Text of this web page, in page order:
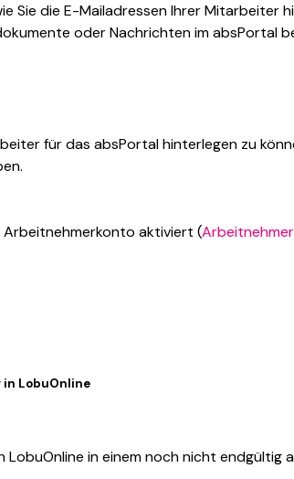
Sie die E-Mailadressen Ihrer Mitarbeiter
oder Nachrichten im absPortal
für das absPortal hinterlegen zu
Arbeitnehmerkonto aktiviert (
LobuOnline
LobuOnline in einem noch nicht